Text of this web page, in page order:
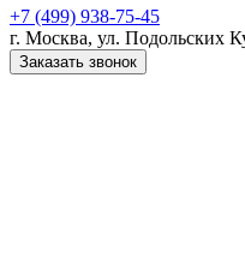
+7 (499) 938-75-45
г. Москва, ул. Подольских
Заказать звонок